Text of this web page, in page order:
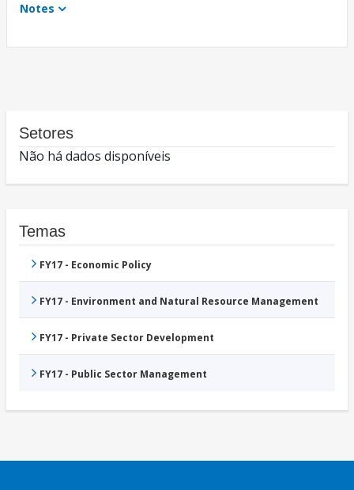
Notes
Setores
Não há dados disponíveis
Temas
FY17 - Economic Policy
FY17 - Environment and Natural Resource Management
FY17 - Private Sector Development
FY17 - Public Sector Management